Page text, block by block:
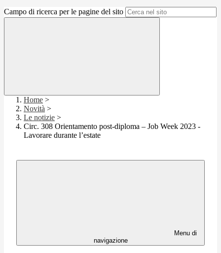
Campo di ricerca per le pagine del sito
Home >
Novità >
Le notizie >
Circ. 308 Orientamento post-diploma – Job Week 2023 -
Lavorare durante l’estate
Menu di
navigazione